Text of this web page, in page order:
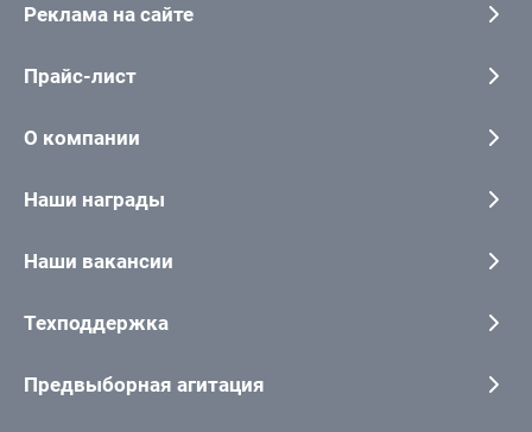
Реклама на сайте
Прайс-лист
О компании
Наши награды
Наши вакансии
Техподдержка
Предвыборная агитация